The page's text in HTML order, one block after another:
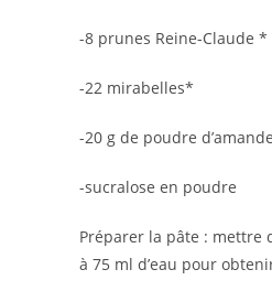
-8 prunes Reine-Claude *
-22 mirabelles*
-20 g de poudre
-sucralose en poudre
Préparer la pâte : mettre
à 75 ml d’eau pour